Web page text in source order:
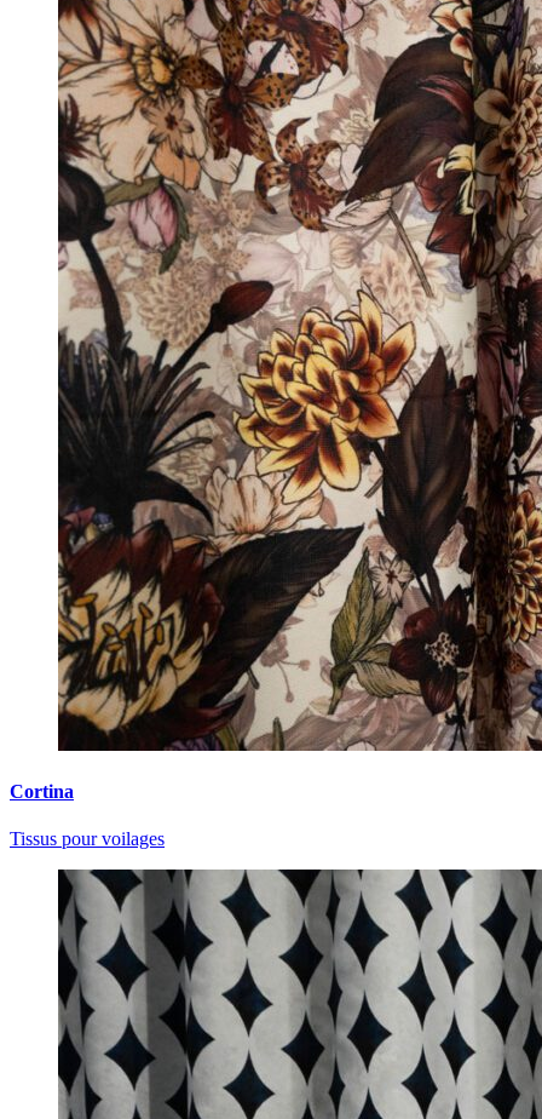
Cortina
Tissus pour voilages